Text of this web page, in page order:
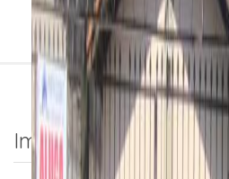
Imóveis para venda